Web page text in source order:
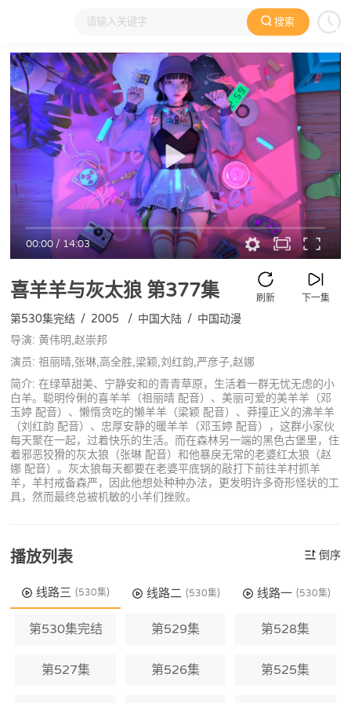
搜索
大家在看 日本动漫 国产动漫 欧美动漫 动漫电影
00:00/14:03
喜羊羊与灰太狼第377集 下一集
刷新
第530集完结 / 2005 / 中国大陆 / 中国动漫
导演: 黄伟明,赵崇邦
演员: 祖丽晴,张琳,高全胜,梁颖,刘红韵,严彦子,赵娜
简介: 在绿草甜美、宁静安和的青青草原，生活着一群无忧无虑的小
白羊。聪明伶俐的喜羊羊（祖丽晴 配音）、美丽可爱的美羊羊（邓
玉婷 配音）、懒惰贪吃的懒羊羊（梁颖 配音）、莽撞正义的沸羊羊
（刘红韵 配音）、忠厚安静的暖羊羊（邓玉婷 配音），这群小家伙
每天聚在一起，过着快乐的生活。而在森林另一端的黑色古堡里，住
着邪恶狡猾的灰太狼（张琳 配音）和他暴戾无常的老婆红太狼（赵
娜 配音）。灰太狼每天都要在老婆平底锅的敲打下前往羊村抓羊
羊，羊村戒备森严，因此他想处种种办法，更发明许多奇形怪状的工
具，然而最终总被机敏的小羊们挫败。
播放列表 倒序
线路三 (530集) 线路二 (530集) 线路一 (530集)
第530集完结 第529集 第528集
第527集 第526集 第525集